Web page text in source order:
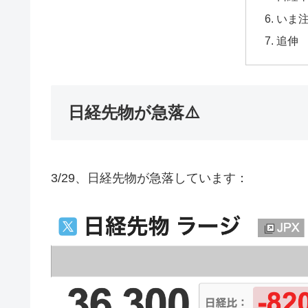
いま
追伸
日経先物が急落⚠️
3/29、日経先物が急落しています：